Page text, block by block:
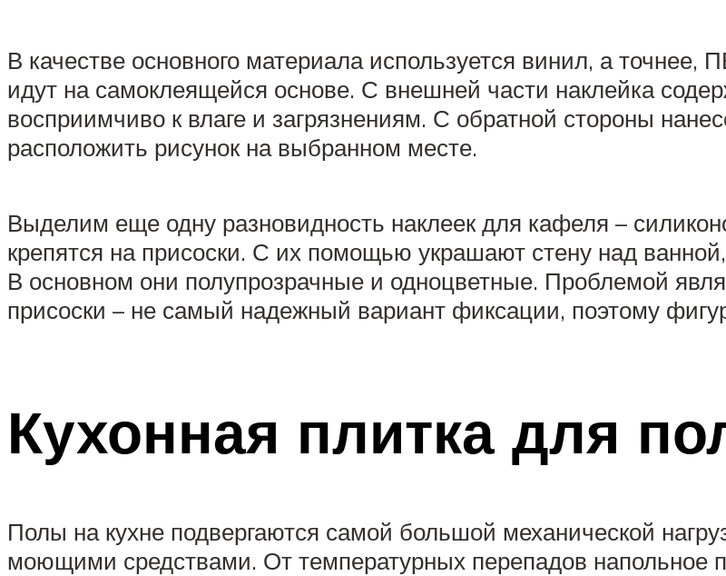
В качестве основного материала используется винил, а
идут на самоклеящейся основе. С внешней части наклейка
восприимчиво к влаге и загрязнениям. С обратной стороны
расположить рисунок на выбранном месте.
Выделим еще одну разновидность наклеек для кафеля –
крепятся на присоски. С их помощью украшают стену над
В основном они полупрозрачные и одноцветные. Проблемой
присоски – не самый надежный вариант фиксации, поэтому
Кухонная плитка для
Полы на кухне подвергаются самой большой механической
моющими средствами. От температурных перепадов напольное